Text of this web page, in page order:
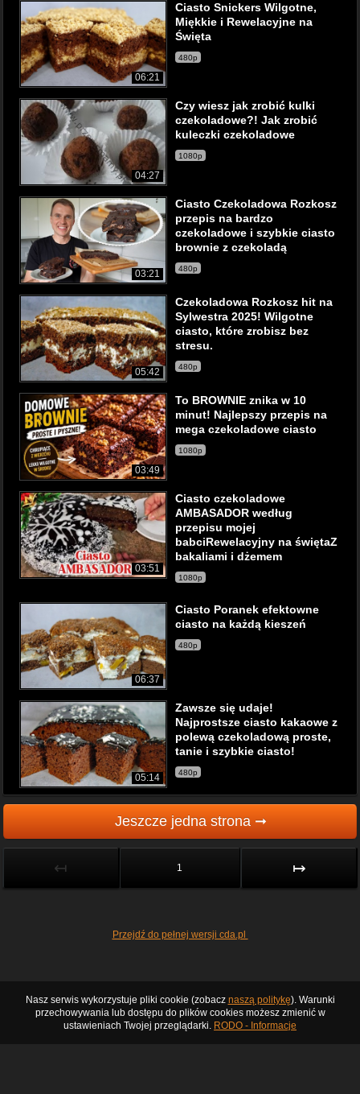
06:21
Ciasto Snickers Wilgotne,
Miękkie i Rewelacyjne na
Święta
480p
04:27
Czy wiesz jak zrobić kulki
czekoladowe?! Jak zrobić
kuleczki czekoladowe
1080p
03:21
Ciasto Czekoladowa Rozkosz
przepis na bardzo
czekoladowe i szybkie ciasto
brownie z czekoladą
480p
05:42
Czekoladowa Rozkosz hit na
Sylwestra 2025! Wilgotne
ciasto, które zrobisz bez
stresu.
480p
03:49
To BROWNIE znika w 10
minut! Najlepszy przepis na
mega czekoladowe ciasto
1080p
03:51
Ciasto czekoladowe
AMBASADOR według
przepisu mojej
babciRewelacyjny na świętaZ
bakaliami i dżemem
1080p
06:37
Ciasto Poranek efektowne
ciasto na każdą kieszeń
480p
05:14
Zawsze się udaje!
Najprostsze ciasto kakaowe z
polewą czekoladową proste,
tanie i szybkie ciasto!
480p
Jeszcze jedna strona ➞
↤ 1 ↦
Przejdź do pełnej wersji cda.pl
Nasz serwis wykorzystuje pliki cookie (zobacz naszą politykę). Warunki
przechowywania lub dostępu do plików cookies możesz zmienić w
ustawieniach Twojej przeglądarki. RODO - Informacje